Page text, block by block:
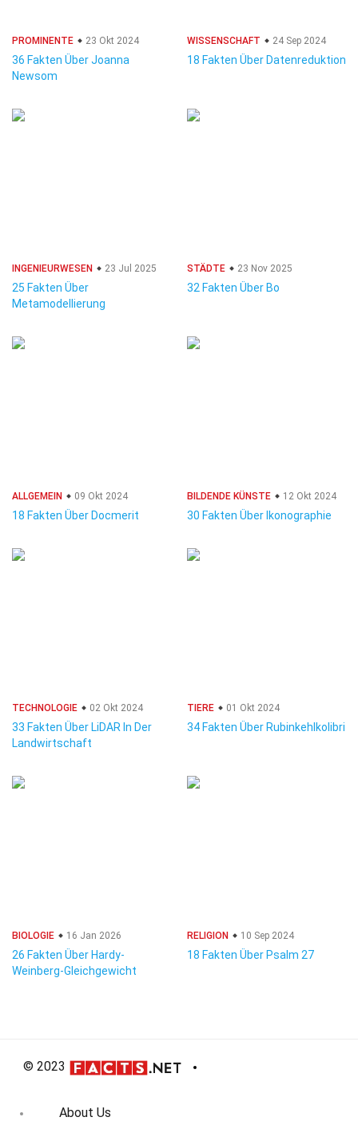
PROMINENTE 23 Okt 2024
36 Fakten Über Joanna
Newsom
WISSENSCHAFT 24 Sep 2024
18 Fakten Über Datenreduktion
INGENIEURWESEN 23 Jul 2025
25 Fakten Über
Metamodellierung
STÄDTE 23 Nov 2025
32 Fakten Über Bo
ALLGEMEIN 09 Okt 2024
18 Fakten Über Docmerit
BILDENDE KÜNSTE 12 Okt 2024
30 Fakten Über Ikonographie
TECHNOLOGIE 02 Okt 2024
33 Fakten Über LiDAR In Der
Landwirtschaft
TIERE 01 Okt 2024
34 Fakten Über Rubinkehlkolibri
BIOLOGIE 16 Jan 2026
26 Fakten Über Hardy-
Weinberg-Gleichgewicht
RELIGION 10 Sep 2024
18 Fakten Über Psalm 27
© 2023
About Us